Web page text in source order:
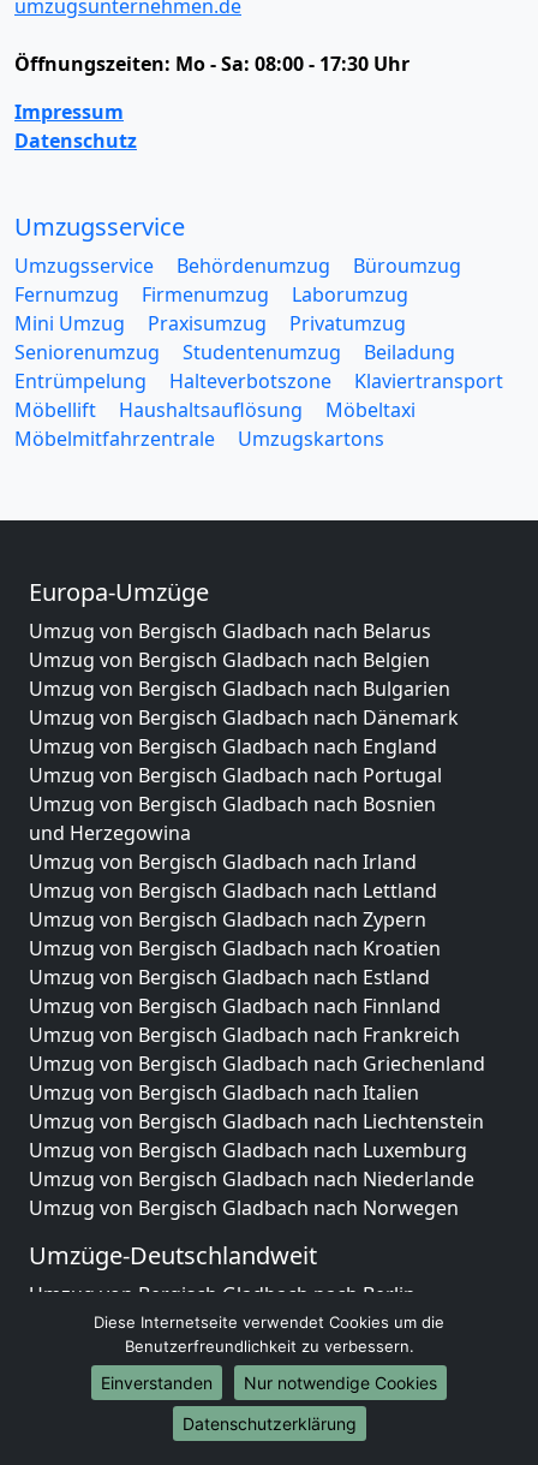
umzugsunternehmen.de
Öffnungszeiten: Mo - Sa: 08:00 - 17:30 Uhr
Impressum
Datenschutz
Umzugsservice
Umzugsservice Behördenumzug
Büroumzug
Fernumzug
Firmenumzug
Laborumzug
Mini Umzug
Praxisumzug
Privatumzug
Seniorenumzug
Studentenumzug
Beiladung
Entrümpelung
Halteverbotszone
Klaviertransport
Möbellift
Haushaltsauflösung
Möbeltaxi
Möbelmitfahrzentrale
Umzugskartons
Europa-Umzüge
Umzug von Bergisch Gladbach nach Belarus
Umzug von Bergisch Gladbach nach Belgien
Umzug von Bergisch Gladbach nach Bulgarien
Umzug von Bergisch Gladbach nach Dänemark
Umzug von Bergisch Gladbach nach England
Umzug von Bergisch Gladbach nach Portugal
Umzug von Bergisch Gladbach nach Bosnien
und Herzegowina
Umzug von Bergisch Gladbach nach Irland
Umzug von Bergisch Gladbach nach Lettland
Umzug von Bergisch Gladbach nach Zypern
Umzug von Bergisch Gladbach nach Kroatien
Umzug von Bergisch Gladbach nach Estland
Umzug von Bergisch Gladbach nach Finnland
Umzug von Bergisch Gladbach nach Frankreich
Umzug von Bergisch Gladbach nach Griechenland
Umzug von Bergisch Gladbach nach Italien
Umzug von Bergisch Gladbach nach Liechtenstein
Umzug von Bergisch Gladbach nach Luxemburg
Umzug von Bergisch Gladbach nach Niederlande
Umzug von Bergisch Gladbach nach Norwegen
Umzüge-Deutschlandweit
Umzug von Bergisch Gladbach nach Berlin
Umzug von Bergisch Gladbach nach Hamburg
Umzug von Bergisch Gladbach nach München
Umzug von Bergisch Gladbach nach Köln
Umzug von Bergisch Gladbach nach Frankfurt am
Diese Internetseite verwendet Cookies um die
Benutzerfreundlichkeit zu verbessern.
Einverstanden
Nur notwendige Cookies
Datenschutzerklärung